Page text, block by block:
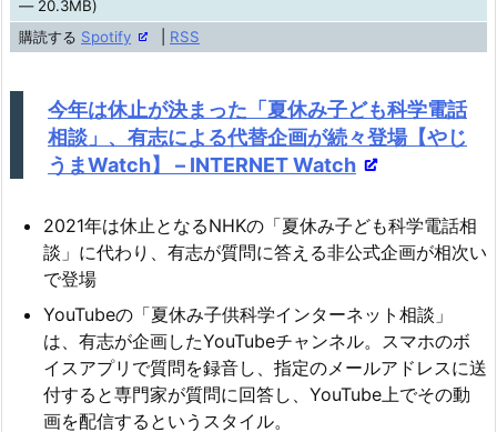
レ
— 20.3MB)
購読する Spotify RSS
今年は休止が決まった「夏休み子ども科学電話
相談」、有志による代替企画が続々登場【やじ
うまWatch】 – INTERNET Watch
2021年は休止となるNHKの「夏休み子ども科学電話相
談」に代わり、有志が質問に答える非公式企画が相次い
で登場
YouTubeの「夏休み子供科学インターネット相談」
は、有志が企画したYouTubeチャンネル。スマホのボ
イスアプリで質問を録音し、指定のメールアドレスに送
付すると専門家が質問に回答し、YouTube上でその動
画を配信するというスタイル。